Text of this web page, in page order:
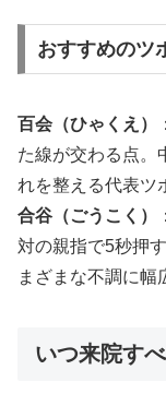
おすすめのツ
百会（ひゃくえ）
た線が交わる点。
れを整える代表ツ
合谷（ごうこく）
対の親指で5秒押
まざまな不調に幅
いつ来院す